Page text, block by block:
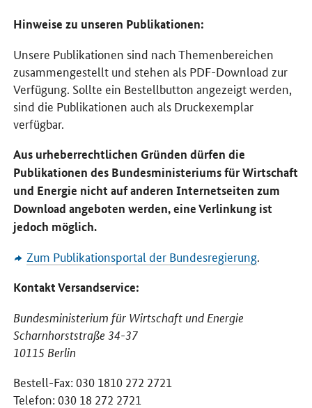
Hinweise zu unseren Publikationen:
Unsere Publikationen sind nach Themenbereichen
zusammengestellt und stehen als PDF-Download zur
Verfügung. Sollte ein Bestellbutton angezeigt werden,
sind die Publikationen auch als Druckexemplar
verfügbar.
Aus urheberrechtlichen Gründen dürfen die
Publikationen des Bundesministeriums für Wirtschaft
und Energie nicht auf anderen Internetseiten zum
Download angeboten werden, eine Verlinkung ist
jedoch möglich.
Zum Publikationsportal der Bundesregierung.
Kontakt Versandservice:
Bundesministerium für Wirtschaft und Energie
Scharnhorststraße 34-37
10115 Berlin
Bestell-Fax: 030 1810 272 2721
Telefon: 030 18 272 2721